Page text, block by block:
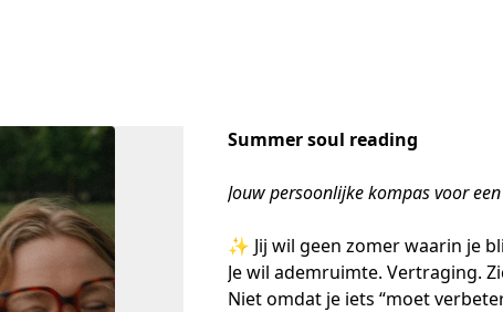
Summer soul reading
Jouw persoonlijke kompas voor
✨ Jij wil geen zomer waarin je
Je wil ademruimte. Vertraging.
Niet omdat je iets “moet